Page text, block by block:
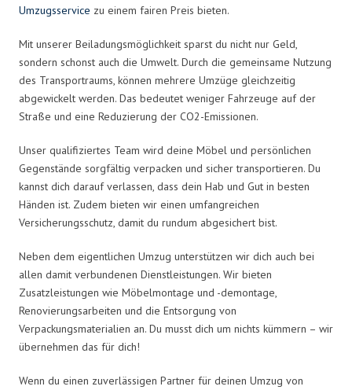
Umzugsservice zu einem fairen Preis bieten.
Mit unserer Beiladungsmöglichkeit sparst du nicht nur Geld,
sondern schonst auch die Umwelt. Durch die gemeinsame Nutzung
des Transportraums, können mehrere Umzüge gleichzeitig
abgewickelt werden. Das bedeutet weniger Fahrzeuge auf der
Straße und eine Reduzierung der CO2-Emissionen.
Unser qualifiziertes Team wird deine Möbel und persönlichen
Gegenstände sorgfältig verpacken und sicher transportieren. Du
kannst dich darauf verlassen, dass dein Hab und Gut in besten
Händen ist. Zudem bieten wir einen umfangreichen
Versicherungsschutz, damit du rundum abgesichert bist.
Neben dem eigentlichen Umzug unterstützen wir dich auch bei
allen damit verbundenen Dienstleistungen. Wir bieten
Zusatzleistungen wie Möbelmontage und -demontage,
Renovierungsarbeiten und die Entsorgung von
Verpackungsmaterialien an. Du musst dich um nichts kümmern – wir
übernehmen das für dich!
Wenn du einen zuverlässigen Partner für deinen Umzug von